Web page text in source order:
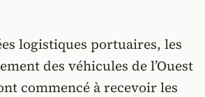
logistiques portuaires, les
des véhicules de l’Ouest
commencé à recevoir les